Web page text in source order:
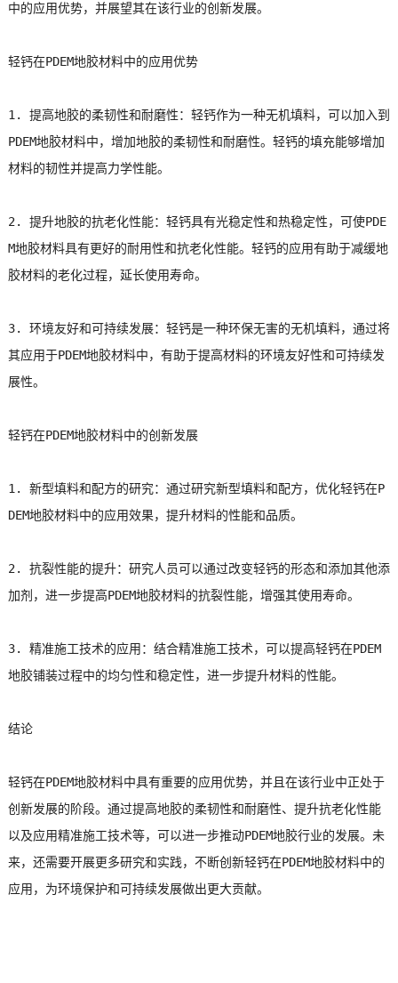
中的应用优势，并展望其在该行业的创新发展。
轻钙在PDEM地胶材料中的应用优势
1. 提高地胶的柔韧性和耐磨性：轻钙作为一种无机填料，可以加入到
PDEM地胶材料中，增加地胶的柔韧性和耐磨性。轻钙的填充能够增加
材料的韧性并提高力学性能。
2. 提升地胶的抗老化性能：轻钙具有光稳定性和热稳定性，可使PDE
M地胶材料具有更好的耐用性和抗老化性能。轻钙的应用有助于减缓地
胶材料的老化过程，延长使用寿命。
3. 环境友好和可持续发展：轻钙是一种环保无害的无机填料，通过将
其应用于PDEM地胶材料中，有助于提高材料的环境友好性和可持续发
展性。
轻钙在PDEM地胶材料中的创新发展
1. 新型填料和配方的研究：通过研究新型填料和配方，优化轻钙在P
DEM地胶材料中的应用效果，提升材料的性能和品质。
2. 抗裂性能的提升：研究人员可以通过改变轻钙的形态和添加其他添
加剂，进一步提高PDEM地胶材料的抗裂性能，增强其使用寿命。
3. 精准施工技术的应用：结合精准施工技术，可以提高轻钙在PDEM
地胶铺装过程中的均匀性和稳定性，进一步提升材料的性能。
结论
轻钙在PDEM地胶材料中具有重要的应用优势，并且在该行业中正处于
创新发展的阶段。通过提高地胶的柔韧性和耐磨性、提升抗老化性能
以及应用精准施工技术等，可以进一步推动PDEM地胶行业的发展。未
来，还需要开展更多研究和实践，不断创新轻钙在PDEM地胶材料中的
应用，为环境保护和可持续发展做出更大贡献。